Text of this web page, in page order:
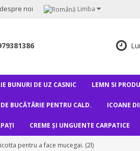
noi Limba
BUNURI DE UZ CASNIC LEMN SI
BUCĂTĂRIE PENTRU CALD. ICOANE
CREME ȘI UNGUENTE CARPATICE
pentru a face mucegai. (2l)